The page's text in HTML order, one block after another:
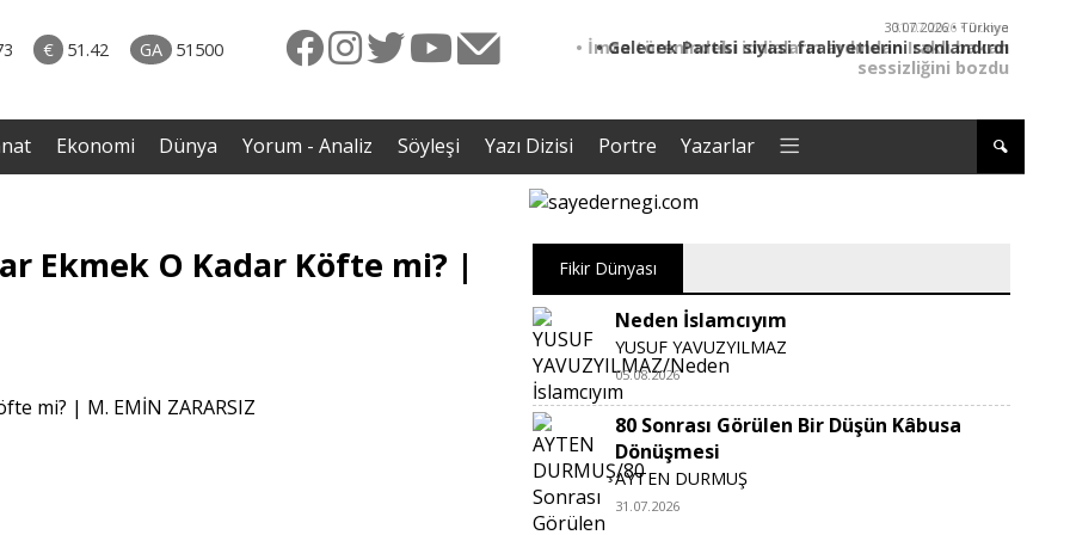
€ 51.42 GA 51500
• İmza törenindeki iddiaların ardından Iraklı bakan
sessizliğini bozdu
30.07.2026 • Türkiye
• Gelecek Partisi siyasi faaliyetlerini sonlandırdı
Ekonomi Dünya Yorum - Analiz Söyleşi Yazı Dizisi Portre Yazarlar
Ekmek O Kadar Köfte mi? |
Fikir Dünyası
Neden İslamcıyım
YUSUF YAVUZYILMAZ
05.08.2026
80 Sonrası Görülen Bir Düşün Kâbusa
Dönüşmesi
AYTEN DURMUŞ
31.07.2026